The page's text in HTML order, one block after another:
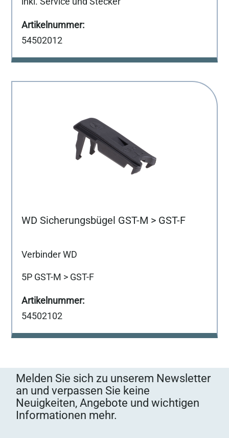
54502012
WD Sicherungsbügel GST-M > GST-F
Verbinder WD
5P GST-M > GST-F
54502102
Melden Sie sich zu unserem Newsletter
an und verpassen Sie keine
Neuigkeiten, Angebote und wichtigen
Informationen mehr.